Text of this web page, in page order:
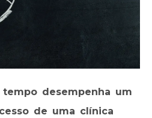
desempenha um
de uma clínica